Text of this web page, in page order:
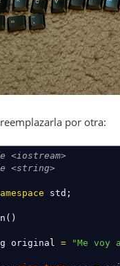
por otra:
<iostream>
<string>
std ;
( )
original = "Me voy